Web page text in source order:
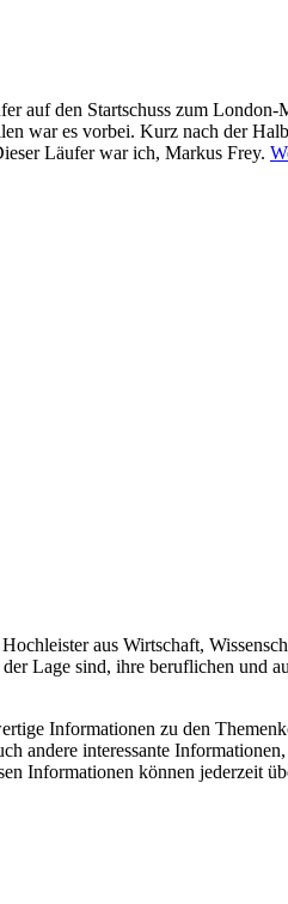
den Startschuss zum
war es vorbei. Kurz nach der
Läufer war ich, Markus Frey.
aus Wirtschaft,
Lage sind, ihre beruflichen und
Informationen zu den
andere interessante
Informationen können jederzeit